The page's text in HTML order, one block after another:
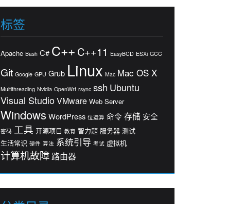
标签
Apache Bash C# C++ C++11 EasyBCD ESXi GCC
Git Google GPU Grub Linux Mac Mac OS X
Multithreading Nvidia OpenWrt rsync ssh Ubuntu
Visual StudioVMware Web Server
Windows WordPress 位运算 命令 存储 安全
密码 工具 开源项目 教育 智力题 服务器 测试
生活常识 硬件 算法 系统引导 考试 虚拟机
计算机故障 路由器